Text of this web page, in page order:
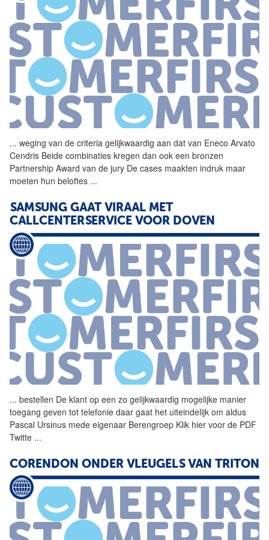
... weging van de criteria gelijkwaardig aan dat van Eneco Arvato
Cendris Beide combinaties kregen dan ook een bronzen
Partnership Award van de jury De cases maakten indruk maar
moeten hun beloftes ...
SAMSUNG GAAT VIRAAL MET
CALLCENTERSERVICE VOOR DOVEN
... bestellen De klant op een zo gelijkwaardig mogelijke manier
toegang geven tot telefonie daar gaat het uiteindelijk om aldus
Pascal Ursinus mede eigenaar Berengroep Klik hier voor de PDF
Twitte ...
CORENDON ONDER VLEUGELS VAN TRITON